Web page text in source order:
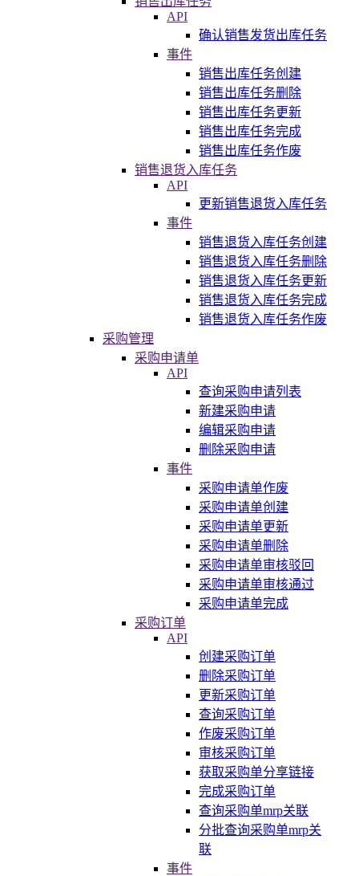
API
确认销售发货出库任务
事件
销售出库任务创建
销售出库任务删除
销售出库任务更新
销售出库任务完成
销售出库任务作废
销售退货入库任务
API
更新销售退货入库任务
事件
销售退货入库任务创建
销售退货入库任务删除
销售退货入库任务更新
销售退货入库任务完成
销售退货入库任务作废
采购管理
采购申请单
API
查询采购申请列表
新建采购申请
编辑采购申请
删除采购申请
事件
采购申请单作废
采购申请单创建
采购申请单更新
采购申请单删除
采购申请单审核驳回
采购申请单审核通过
采购申请单完成
采购订单
API
创建采购订单
删除采购订单
更新采购订单
查询采购订单
作废采购订单
审核采购订单
获取采购单分享链接
完成采购订单
查询采购单mrp关联
分批查询采购单mrp关
联
事件